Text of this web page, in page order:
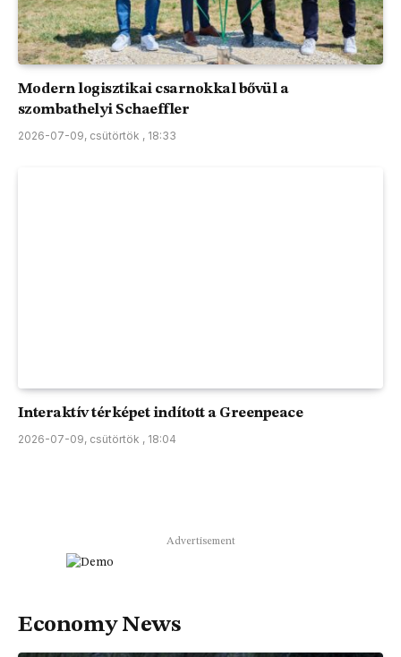
Modern logisztikai csarnokkal bővül a
szombathelyi Schaeffler
2026-07-09, csütörtök , 18:33
Interaktív térképet indított a Greenpeace
2026-07-09, csütörtök , 18:04
Advertisement
Economy News